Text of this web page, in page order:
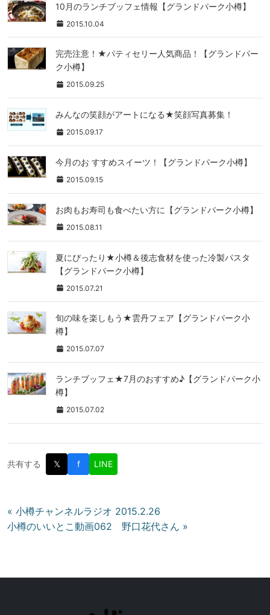
10月のランチブッフェ情報【グランドパーク小樽】
2015.10.04
完売注意！★パティセリー人気商品！【グランドパー
ク小樽】
2015.09.25
みんなの笑顔がアートになる★笑顔写真募集！
2015.09.17
今月のお すすめスイーツ！【グランドパーク小樽】
2015.09.15
お肉もお寿司も食べたい方に【グランドパーク小樽】
2015.08.11
夏にぴったり★小樽＆後志食材を使った冷製パスタ
【グランドパーク小樽】
2015.07.21
旬の味を楽しもう★雲丹フェア【グランドパーク小
樽】
2015.07.07
ランチブッフェ★7月のおすすめ♪【グランドパーク小
樽】
2015.07.02
共有する 𝕏 f LINE
投
稿
« 小樽チャンネルラジオ 2015.2.26
小樽のいいとこ動画062 野口花代さん »